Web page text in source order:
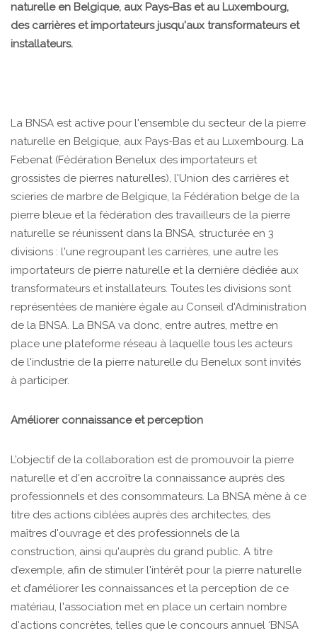
naturelle en Belgique, aux Pays-Bas et au Luxembourg,
des carrières et importateurs jusqu'aux transformateurs et
installateurs.
La BNSA est active pour l'ensemble du secteur de la pierre
naturelle en Belgique, aux Pays-Bas et au Luxembourg. La
Febenat (Fédération Benelux des importateurs et
grossistes de pierres naturelles), l'Union des carrières et
scieries de marbre de Belgique, la Fédération belge de la
pierre bleue et la fédération des travailleurs de la pierre
naturelle se réunissent dans la BNSA, structurée en 3
divisions : l'une regroupant les carrières, une autre les
importateurs de pierre naturelle et la dernière dédiée aux
transformateurs et installateurs. Toutes les divisions sont
représentées de manière égale au Conseil d'Administration
de la BNSA. La BNSA va donc, entre autres, mettre en
place une plateforme réseau à laquelle tous les acteurs
de l'industrie de la pierre naturelle du Benelux sont invités
à participer.
Améliorer connaissance et perception
L’objectif de la collaboration est de promouvoir la pierre
naturelle et d'en accroître la connaissance auprès des
professionnels et des consommateurs. La BNSA mène à ce
titre des actions ciblées auprès des architectes, des
maîtres d'ouvrage et des professionnels de la
construction, ainsi qu'auprès du grand public. A titre
d’exemple, afin de stimuler l'intérêt pour la pierre naturelle
et d’améliorer les connaissances et la perception de ce
matériau, l'association met en place un certain nombre
d'actions concrètes, telles que le concours annuel ‘BNSA